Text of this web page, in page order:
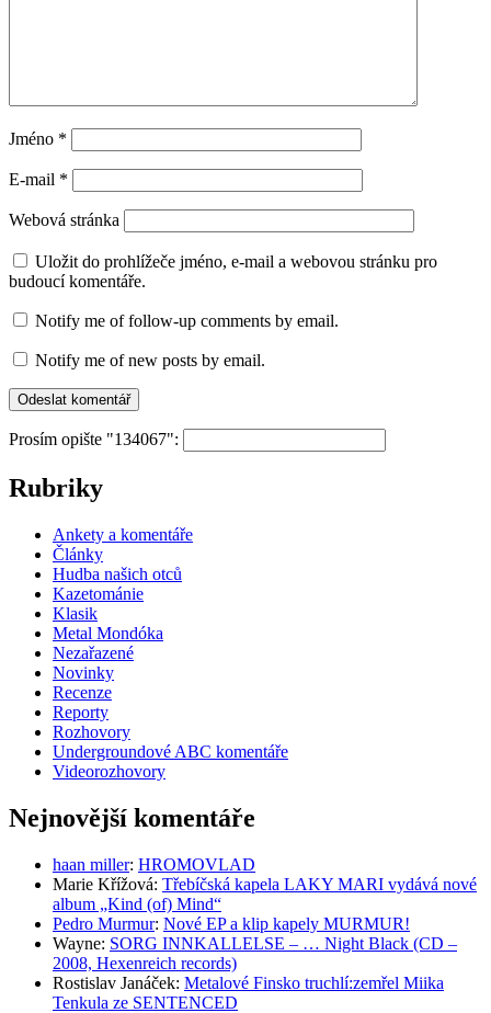
Jméno *
E-mail *
Webová stránka
Uložit do prohlížeče jméno, e-mail a webovou stránku pro
budoucí komentáře.
Notify me of follow-up comments by email.
Notify me of new posts by email.
Prosím opište "134067":
Rubriky
Ankety a komentáře
Články
Hudba našich otců
Kazetománie
Klasik
Metal Mondóka
Nezařazené
Novinky
Recenze
Reporty
Rozhovory
Undergroundové ABC komentáře
Videorozhovory
Nejnovější komentáře
haan miller: HROMOVLAD
Marie Křížová: Třebíčská kapela LAKY MARI vydává nové
album „Kind (of) Mind“
Pedro Murmur: Nové EP a klip kapely MURMUR!
Wayne: SORG INNKALLELSE – … Night Black (CD –
2008, Hexenreich records)
Rostislav Janáček: Metalové Finsko truchlí:zemřel Miika
Tenkula ze SENTENCED